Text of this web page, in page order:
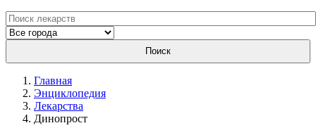
Поиск
Главная
Энциклопедия
Лекарства
Динопрост